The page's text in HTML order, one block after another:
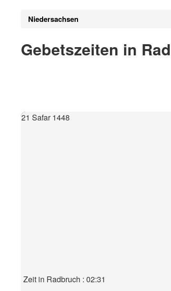
Niedersachsen
Gebetszeiten in
21 Safar 1448
Zeit in Radbruch : 02:31